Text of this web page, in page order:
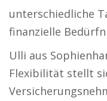
unterschiedliche
finanzielle
Ulli aus
Flexibilität stellt